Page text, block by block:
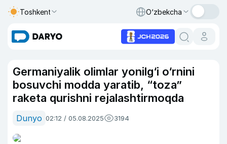
Toshkent O‘zbekcha
Germaniyalik olimlar yonilg‘i o‘rnini
bosuvchi modda yaratib, “toza”
raketa qurishni rejalashtirmoqda
Dunyo 02:12 / 05.08.2025 3194